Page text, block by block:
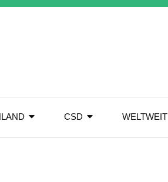
CSD WELTWEIT